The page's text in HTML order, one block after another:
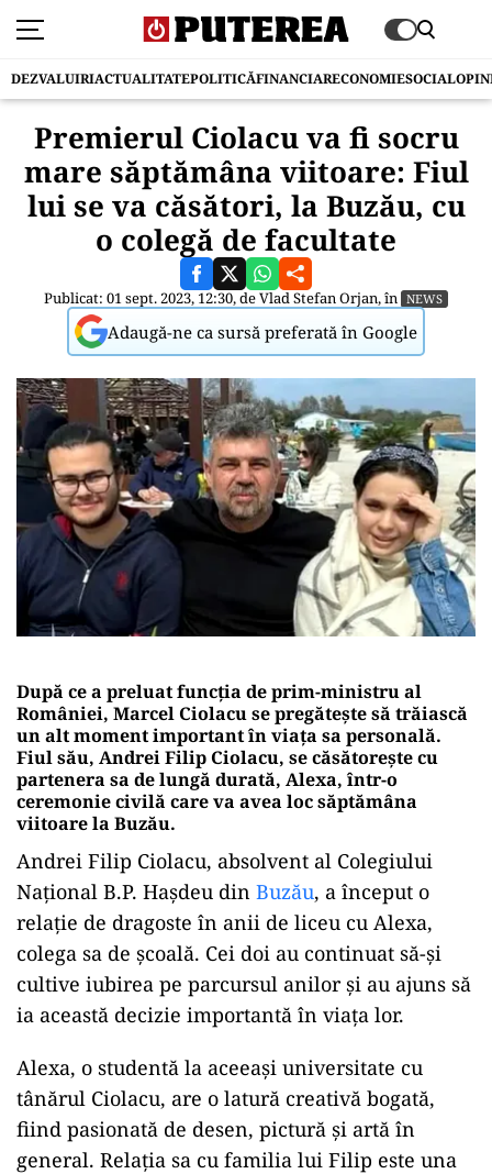
DEZVALUIRIACTUALITATEPOLITICĂFINANCIARECONOMIESOCIAL
Premierul Ciolacu va fi socru
mare săptămâna viitoare: Fiul
lui se va căsători, la Buzău, cu
o colegă de facultate
Publicat: 01 sept. 2023, 12:30, deVlad Stefan Orjan, în NEWS
Adaugă-ne ca sursă preferată în Google
După ce a preluat funcția de prim-ministru al
României, Marcel Ciolacu se pregătește să trăiască
un alt moment important în viața sa personală.
Fiul său, Andrei Filip Ciolacu, se căsătorește cu
partenera sa de lungă durată, Alexa, într-o
ceremonie civilă care va avea loc săptămâna
viitoare la Buzău.
Andrei Filip Ciolacu, absolvent al Colegiului
Național B.P. Hașdeu din Buzău, a început o
relație de dragoste în anii de liceu cu Alexa,
colega sa de școală. Cei doi au continuat să-și
cultive iubirea pe parcursul anilor și au ajuns să
ia această decizie importantă în viața lor.
Alexa, o studentă la aceeași universitate cu
tânărul Ciolacu, are o latură creativă bogată,
fiind pasionată de desen, pictură și artă în
general. Relația sa cu familia lui Filip este una